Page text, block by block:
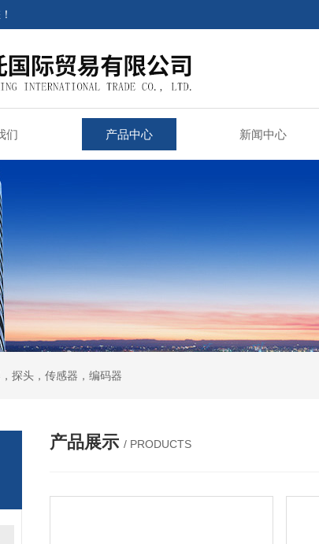
们 产品中心 新闻中心
探头，传感器，编码器
产品展示 / PRODUCTS